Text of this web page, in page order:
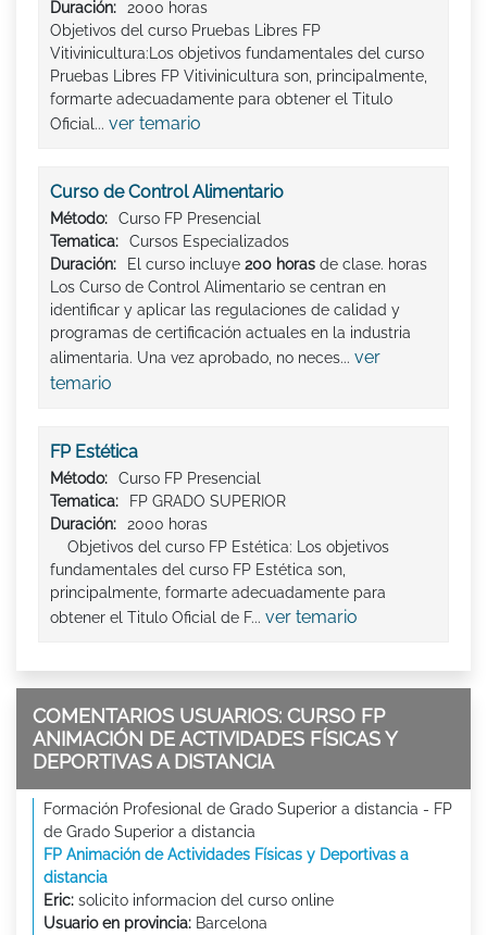
Duración:
2000 horas
Objetivos del curso Pruebas Libres FP
Vitivinicultura:Los objetivos fundamentales del curso
Pruebas Libres FP Vitivinicultura son, principalmente,
formarte adecuadamente para obtener el Titulo
Oficial... ver temario
Curso de Control Alimentario
Método:
Curso FP Presencial
Tematica:
Cursos Especializados
Duración:
El curso incluye 200 horas de clase. horas
Los Curso de Control Alimentario se centran en
identificar y aplicar las regulaciones de calidad y
programas de certificación actuales en la industria
alimentaria. Una vez aprobado, no neces... ver
temario
FP Estética
Método:
Curso FP Presencial
Tematica:
FP GRADO SUPERIOR
Duración:
2000 horas
Objetivos del curso FP Estética: Los objetivos
fundamentales del curso FP Estética son,
principalmente, formarte adecuadamente para
obtener el Titulo Oficial de F... ver temario
COMENTARIOS USUARIOS: CURSO FP
ANIMACIÓN DE ACTIVIDADES FÍSICAS Y
DEPORTIVAS A DISTANCIA
Formación Profesional de Grado Superior a distancia - FP
de Grado Superior a distancia
FP Animación de Actividades Físicas y Deportivas a
distancia
Eric: solicito informacion del curso online
Usuario en provincia: Barcelona